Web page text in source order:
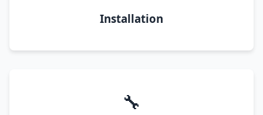
Installation
🔧